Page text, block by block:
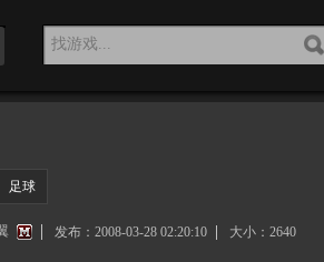
足球
发布： 2008-03-28 02:20:10 大小： 2640